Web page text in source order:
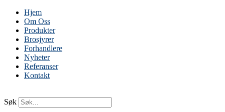
Hjem
Om Oss
Produkter
Brosjyrer
Forhandlere
Nyheter
Referanser
Kontakt
Søk